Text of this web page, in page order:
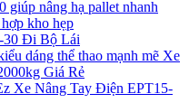
30 Đi Bộ Lái
Xe
Giá Rẻ
Xe Nâng Tay Điện EPT15-